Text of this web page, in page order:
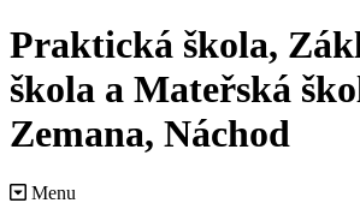
Praktická škola,
škola a Mateřská
Zemana, Náchod
Menu